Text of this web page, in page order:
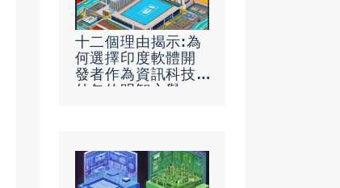
十二個理由揭示:為
何選擇印度軟體開
發者作為資訊科技
外包的明智之舉